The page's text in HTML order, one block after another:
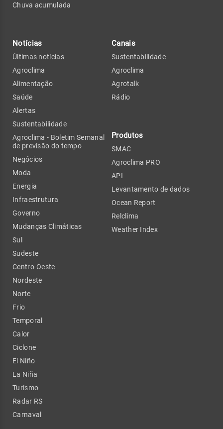
Chuva acumulada
Notícias
Últimas notícias
Agroclima
Alimentação
Saúde
Alertas
Sustentabilidade
Agroclima - Boletim Semanal
de previsão do tempo
Negócios
Moda
Energia
Infraestrutura
Governo
Mudanças Climáticas
Sul
Sudeste
Centro-Oeste
Nordeste
Norte
Frio
Temporal
Calor
Ciclone
El Niño
La Niña
Turismo
Radar RS
Carnaval
Canais
Sustentabilidade
Agroclima
Agrotalk
Rádio
Produtos
SMAC
Agroclima PRO
API
Levantamento de dados
Ocean Report
Relclima
Weather Index